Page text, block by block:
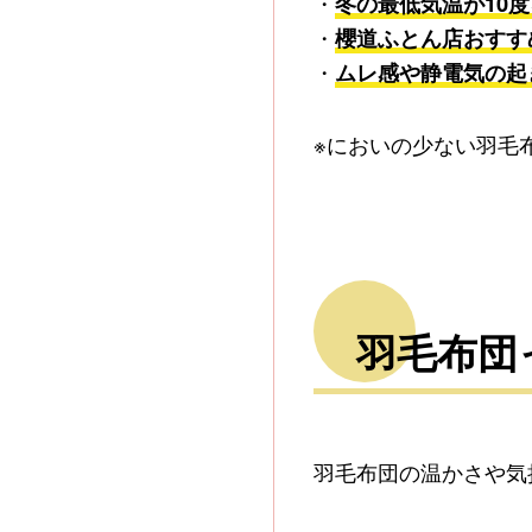
・櫻道ふとん店おす
・ ムレ感や静電気の
※においの少ない羽毛
羽毛布
羽毛布団の温かさや